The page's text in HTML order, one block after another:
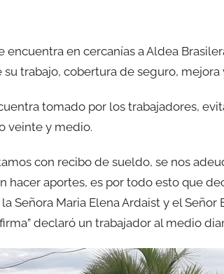
encuentra en cercanías a Aldea
trabajo, cobertura de seguro, mejora
tomado por los trabajadores,
veinte y medio.
con recibo de sueldo, se nos
hacer aportes, es por todo esto que
Señora Maria Elena Ardaist y el Señor
declaró un trabajador al medio